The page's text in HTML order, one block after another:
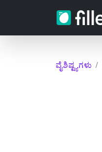
ವೈಶಿಷ್ಟ್ಯಗಳು